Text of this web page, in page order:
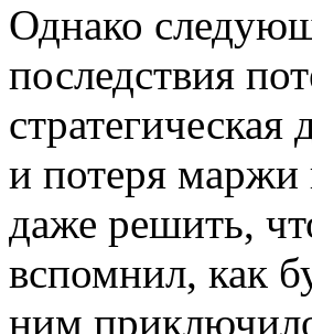
Однако
последствия
и потеря маржи
даже решить,
вспомнил, как
ним